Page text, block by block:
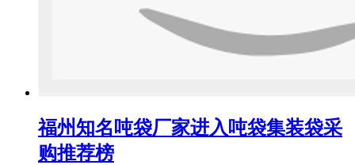
福州知名吨袋厂家进入吨袋集装袋采
购推荐榜